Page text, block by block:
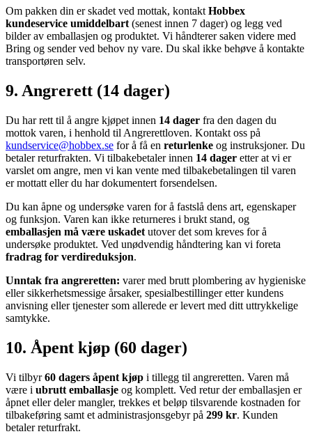
Om pakken din er skadet ved mottak, kontakt Hobbex
kundeservice umiddelbart (senest innen 7 dager) og legg ved
bilder av emballasjen og produktet. Vi håndterer saken videre med
Bring og sender ved behov ny vare. Du skal ikke behøve å kontakte
transportøren selv.
9. Angrerett (14 dager)
Du har rett til å angre kjøpet innen 14 dager fra den dagen du
mottok varen, i henhold til Angrerettloven. Kontakt oss på
kundservice@hobbex.se for å få en returlenke og instruksjoner. Du
betaler returfrakten. Vi tilbakebetaler innen 14 dager etter at vi er
varslet om angre, men vi kan vente med tilbakebetalingen til varen
er mottatt eller du har dokumentert forsendelsen.
Du kan åpne og undersøke varen for å fastslå dens art, egenskaper
og funksjon. Varen kan ikke returneres i brukt stand, og
emballasjen må være uskadet utover det som kreves for å
undersøke produktet. Ved unødvendig håndtering kan vi foreta
fradrag for verdireduksjon.
Unntak fra angreretten: varer med brutt plombering av hygieniske
eller sikkerhetsmessige årsaker, spesialbestillinger etter kundens
anvisning eller tjenester som allerede er levert med ditt uttrykkelige
samtykke.
10. Åpent kjøp (60 dager)
Vi tilbyr60 dagers åpent kjøp i tillegg til angreretten. Varen må
være i ubrutt emballasje og komplett. Ved retur der emballasjen er
åpnet eller deler mangler, trekkes et beløp tilsvarende kostnaden for
tilbakeføring samt et administrasjonsgebyr på 299 kr. Kunden
betaler returfrakt.